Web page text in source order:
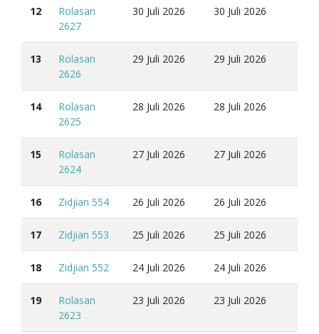
12
Rolasan
2627
30 Juli 2026 30 Juli 2026
13
Rolasan
2626
29 Juli 2026 29 Juli 2026
14
Rolasan
2625
28 Juli 2026 28 Juli 2026
15
Rolasan
2624
27 Juli 2026 27 Juli 2026
16 Zidjian 554 26 Juli 2026 26 Juli 2026
17 Zidjian 553 25 Juli 2026 25 Juli 2026
18 Zidjian 552 24 Juli 2026 24 Juli 2026
19
Rolasan
2623
23 Juli 2026 23 Juli 2026